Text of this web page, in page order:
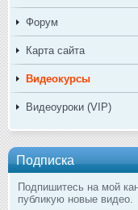
Форум
Карта сайта
Видеокурсы
Видеоуроки (VIP)
Подписка
Подпишитесь на мой
публикую новые видео.